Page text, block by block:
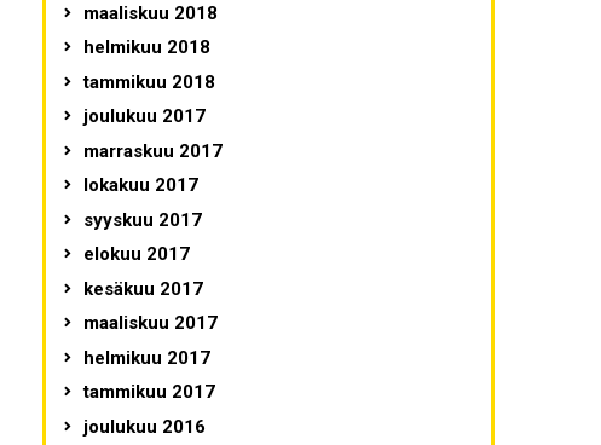
maaliskuu 2018
helmikuu 2018
tammikuu 2018
joulukuu 2017
marraskuu 2017
lokakuu 2017
syyskuu 2017
elokuu 2017
kesäkuu 2017
maaliskuu 2017
helmikuu 2017
tammikuu 2017
joulukuu 2016